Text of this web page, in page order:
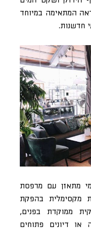
המתאימה במיוחד
חדשנות.
מתאזן עם מרפסת
מקסימלית בהפקת
ממוקדת בפנים,
או דיונים פתוחים